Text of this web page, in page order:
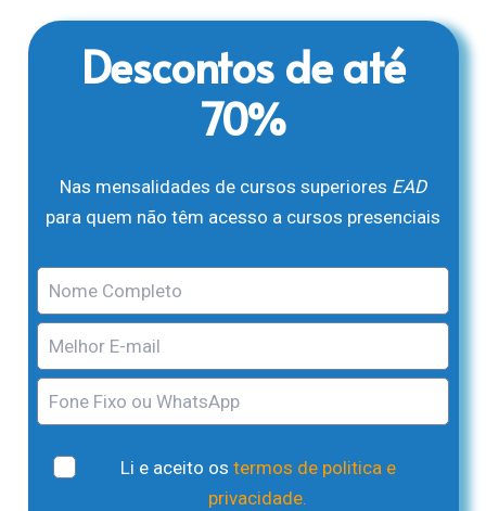
Descontos de até
70%
Nas mensalidades de cursos superiores EAD
para quem não têm acesso a cursos presenciais
Li e aceito os termos de politica e
privacidade.